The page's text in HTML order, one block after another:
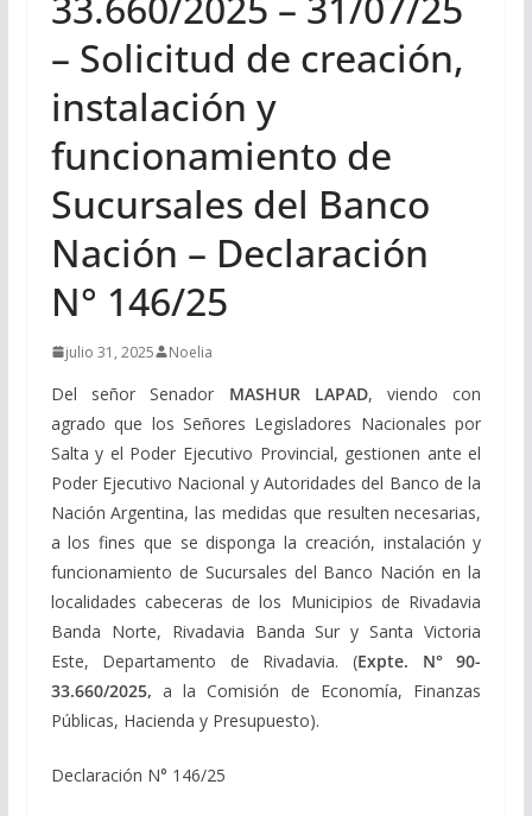
– Solicitud de creación,
instalación y
funcionamiento de
Sucursales del Banco
Nación – Declaración
N° 146/25
julio 31, 2025 Noelia
Del señor Senador MASHUR LAPAD, viendo con
agrado que los Señores Legisladores Nacionales por
Salta y el Poder Ejecutivo Provincial, gestionen ante el
Poder Ejecutivo Nacional y Autoridades del Banco de la
Nación Argentina, las medidas que resulten necesarias,
a los fines que se disponga la creación, instalación y
funcionamiento de Sucursales del Banco Nación en la
localidades cabeceras de los Municipios de Rivadavia
Banda Norte, Rivadavia Banda Sur y Santa Victoria
Este, Departamento de Rivadavia. (Expte. N° 90-
33.660/2025, a la Comisión de Economía, Finanzas
Públicas, Hacienda y Presupuesto).
Declaración N° 146/25